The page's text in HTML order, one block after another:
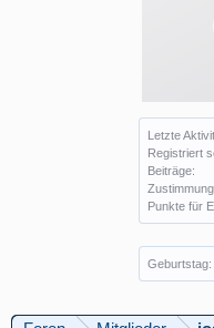
Letzte
Registriert
Beiträge:
Punkte für
Geburtstag: